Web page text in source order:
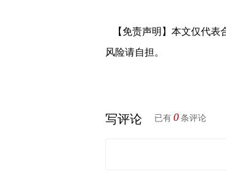
【免责声明】本文仅代表
风险请自担。
写评论 已有 0 条评论